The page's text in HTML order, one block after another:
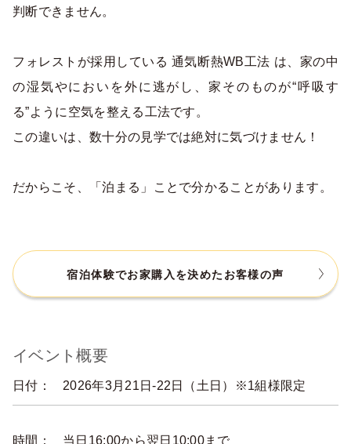
判断できません。
フォレストが採用している 通気断熱WB工法 は、家の中
の湿気やにおいを外に逃がし、家そのものが“呼吸す
る”ように空気を整える工法です。
この違いは、数十分の見学では絶対に気づけません！
だからこそ、「泊まる」ことで分かることがあります。
宿泊体験でお家購入を決めたお客様の声
イベント概要
日付： 2026年3月21日-22日（土日）※1組様限定
時間： 当日16:00から翌日10:00まで